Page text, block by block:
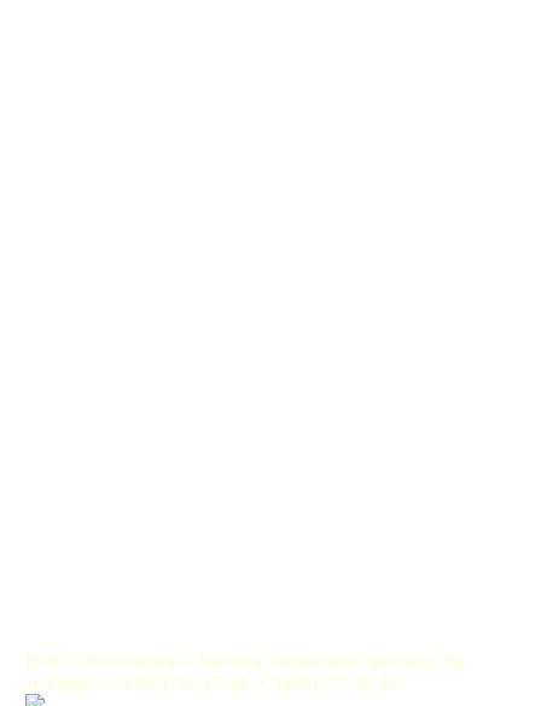
НПО «Тепловизор», Москва, Рязанский проспект, 8а
тел/факс: +7(495)730-47-44, +7(495)127-28-44